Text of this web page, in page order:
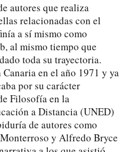
autores que realiza
relacionadas con el
a sí mismo como
al mismo tiempo que
toda su trayectoria.
en el año 1971 y ya
por su carácter
Filosofía en la
a Distancia (UNED)
de autores como
y Alfredo Bryce